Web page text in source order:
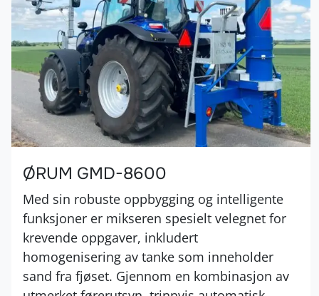
ØRUM GMD-8600
Med sin robuste oppbygging og intelligente
funksjoner er mikseren spesielt velegnet for
krevende oppgaver, inkludert
homogenisering av tanke som inneholder
sand fra fjøset. Gjennom en kombinasjon av